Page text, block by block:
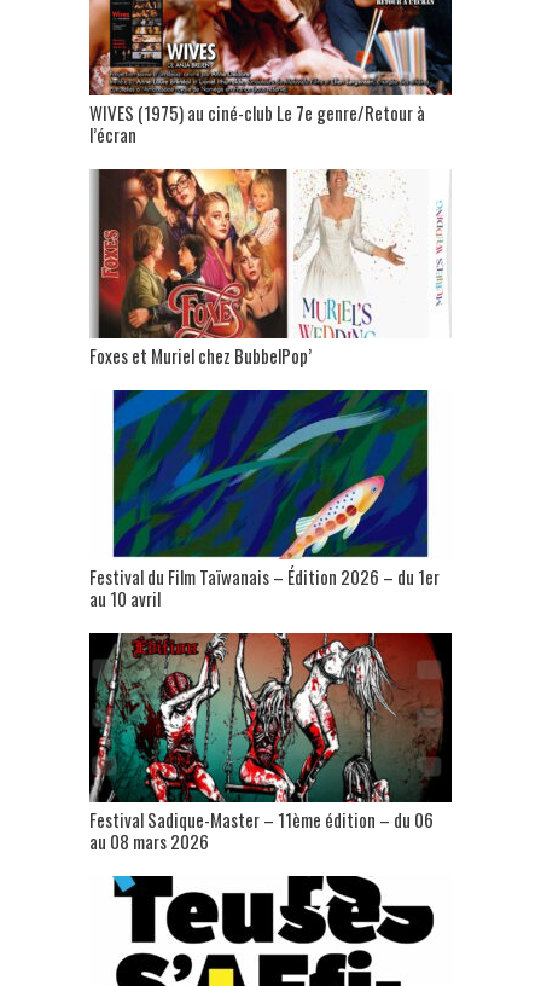
WIVES (1975) au ciné-club Le 7e genre/Retour à
l’écran
Foxes et Muriel chez BubbelPop’
Festival du Film Taïwanais – Édition 2026 – du 1er
au 10 avril
Festival Sadique-Master – 11ème édition – du 06
au 08 mars 2026